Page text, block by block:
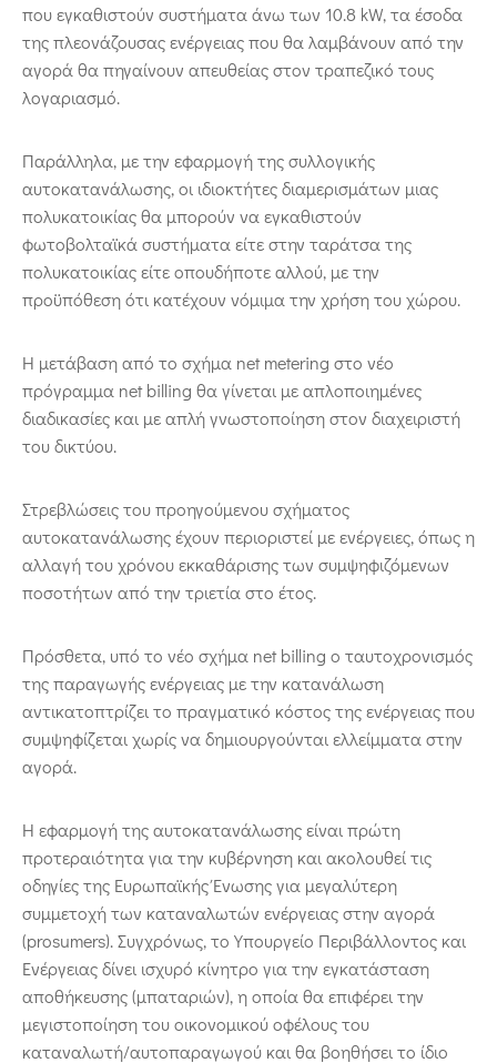
που εγκαθιστούν συστήματα άνω των 10.8 kW, τα έσοδα
της πλεονάζουσας ενέργειας που θα λαμβάνουν από την
αγορά θα πηγαίνουν απευθείας στον τραπεζικό τους
λογαριασμό.
Παράλληλα, με την εφαρμογή της συλλογικής
αυτοκατανάλωσης, οι ιδιοκτήτες διαμερισμάτων μιας
πολυκατοικίας θα μπορούν να εγκαθιστούν
φωτοβολταϊκά συστήματα είτε στην ταράτσα της
πολυκατοικίας είτε οπουδήποτε αλλού, με την
προϋπόθεση ότι κατέχουν νόμιμα την χρήση του χώρου.
Η μετάβαση από το σχήμα net metering στο νέο
πρόγραμμα net billing θα γίνεται με απλοποιημένες
διαδικασίες και με απλή γνωστοποίηση στον διαχειριστή
του δικτύου.
Στρεβλώσεις του προηγούμενου σχήματος
αυτοκατανάλωσης έχουν περιοριστεί με ενέργειες, όπως η
αλλαγή του χρόνου εκκαθάρισης των συμψηφιζόμενων
ποσοτήτων από την τριετία στο έτος.
Πρόσθετα, υπό το νέο σχήμα net billing ο ταυτοχρονισμός
της παραγωγής ενέργειας με την κατανάλωση
αντικατοπτρίζει το πραγματικό κόστος της ενέργειας που
συμψηφίζεται χωρίς να δημιουργούνται ελλείμματα στην
αγορά.
Η εφαρμογή της αυτοκατανάλωσης είναι πρώτη
προτεραιότητα για την κυβέρνηση και ακολουθεί τις
οδηγίες της Ευρωπαϊκής Ένωσης για μεγαλύτερη
συμμετοχή των καταναλωτών ενέργειας στην αγορά
(prosumers). Συγχρόνως, το Υπουργείο Περιβάλλοντος και
Ενέργειας δίνει ισχυρό κίνητρο για την εγκατάσταση
αποθήκευσης (μπαταριών), η οποία θα επιφέρει την
μεγιστοποίηση του οικονομικού οφέλους του
καταναλωτή/αυτοπαραγωγού και θα βοηθήσει το ίδιο